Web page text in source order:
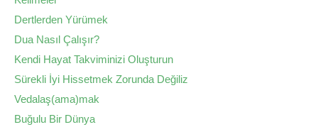
Dertlerden Yürümek
Dua Nasıl Çalışır?
Kendi Hayat Takviminizi Oluşturun
Sürekli İyi Hissetmek Zorunda Değiliz
Vedalaş(ama)mak
Buğulu Bir Dünya